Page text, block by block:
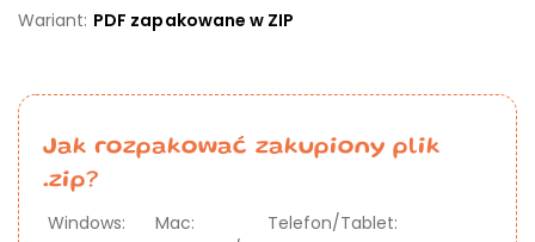
Wariant: PDF zapakowane w ZIP
Jak rozpakować zakupiony plik
.zip?
Windows:
Mac:
Telefon/Tablet: